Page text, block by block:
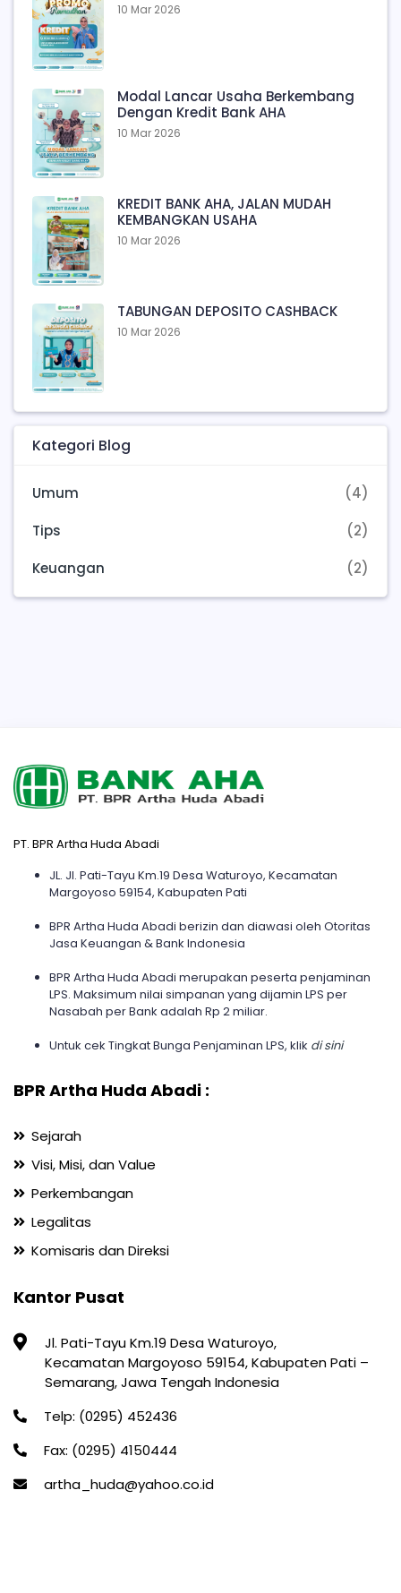
10 Mar 2026
Modal Lancar Usaha Berkembang
Dengan Kredit Bank AHA
10 Mar 2026
KREDIT BANK AHA, JALAN MUDAH
KEMBANGKAN USAHA
10 Mar 2026
TABUNGAN DEPOSITO CASHBACK
10 Mar 2026
Kategori Blog
Umum
(4)
Tips
(2)
Keuangan
(2)
PT. BPR Artha Huda Abadi
JL. Jl. Pati-Tayu Km.19 Desa Waturoyo, Kecamatan
Margoyoso 59154, Kabupaten Pati
BPR Artha Huda Abadi berizin dan diawasi oleh Otoritas
Jasa Keuangan & Bank Indonesia
BPR Artha Huda Abadi merupakan peserta penjaminan
LPS. Maksimum nilai simpanan yang dijamin LPS per
Nasabah per Bank adalah Rp 2 miliar.
Untuk cek Tingkat Bunga Penjaminan LPS, klik di sini
BPR Artha Huda Abadi :
Sejarah
Visi, Misi, dan Value
Perkembangan
Legalitas
Komisaris dan Direksi
Kantor Pusat
Jl. Pati-Tayu Km.19 Desa Waturoyo,
Kecamatan Margoyoso 59154, Kabupaten Pati –
Semarang, Jawa Tengah Indonesia
Telp: (0295) 452436
Fax: (0295) 4150444
artha_huda@yahoo.co.id